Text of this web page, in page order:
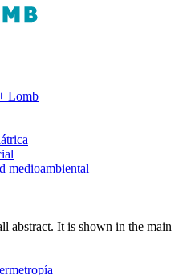
Lomb
medioambiental
abstract. It is shown in the main